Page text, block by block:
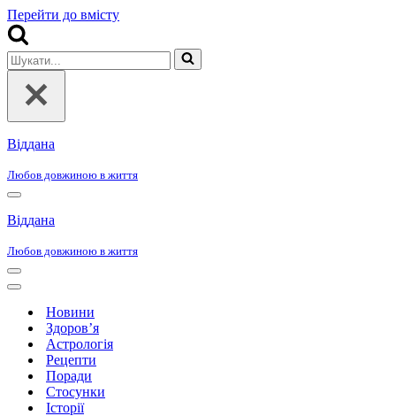
Перейти до вмісту
Шукати...
Віддана
Любов довжиною в життя
Меню
навігації
Віддана
Любов довжиною в життя
Меню
навігації
Меню
навігаціїНовини
Здоров’я
Астрологія
Рецепти
Поради
Стосунки
Історії